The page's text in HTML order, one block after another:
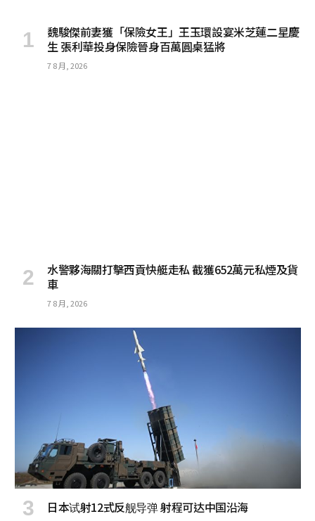
魏駿傑前妻獲「保險女王」王玉環設宴米芝蓮二星慶
生 張利華投身保險晉身百萬圓桌猛將
7 8 月, 2026
水警夥海關打擊西貢快艇走私 截獲652萬元私煙及貨
車
7 8 月, 2026
日本试射12式反舰导弹 射程可达中国沿海